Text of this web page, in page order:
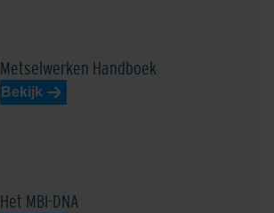
Metselwerken Handboek
Bekijk
Het MBI-DNA